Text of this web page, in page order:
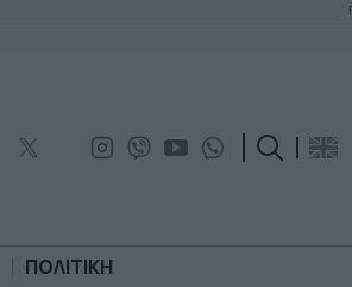
ΠΟΛΙΤΙΚΗ